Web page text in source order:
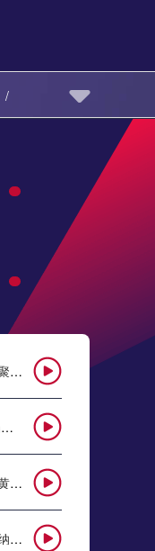
05月29日 上海橘橙vs武汉聚星闪耀 全场录像
05月29日 都灵vs罗马 全场录像回放
05月29日 泉州青工vs烟台黄渤海新区鑫海中天 全场录像
05月29日 南安普顿vs阿森纳 全场录像回放